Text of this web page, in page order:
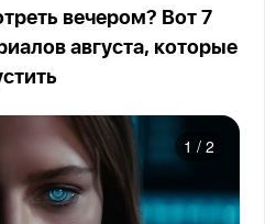
вечером? Вот 7
августа, которые
1 / 2